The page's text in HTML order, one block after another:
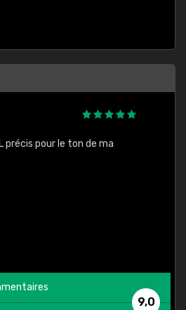
précis pour le ton de ma
9,0